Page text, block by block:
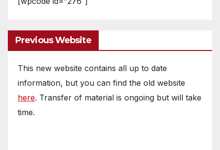
Previous Website
This new website contains all up to date
information, but you can find the old website
here. Transfer of material is ongoing but will take
time.